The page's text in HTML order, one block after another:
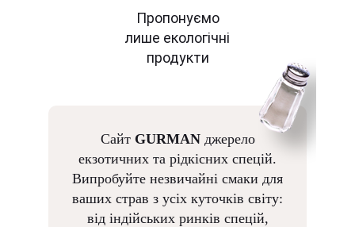
Пропонуємо
лише екологічні
продукти
Сайт GURMANджерело
екзотичних та рідкісних спецій.
Випробуйте незвичайні смаки для
ваших страв з усіх куточків світу:
від індійських ринків спецій,